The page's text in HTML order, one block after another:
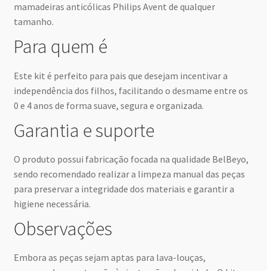
mamadeiras anticólicas Philips Avent de qualquer
tamanho.
Para quem é
Este kit é perfeito para pais que desejam incentivar a
independência dos filhos, facilitando o desmame entre os
0 e 4 anos de forma suave, segura e organizada.
Garantia e suporte
O produto possui fabricação focada na qualidade BelBeyo,
sendo recomendado realizar a limpeza manual das peças
para preservar a integridade dos materiais e garantir a
higiene necessária.
Observações
Embora as peças sejam aptas para lava-louças,